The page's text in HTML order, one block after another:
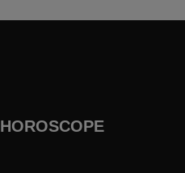
HOROSCOPE